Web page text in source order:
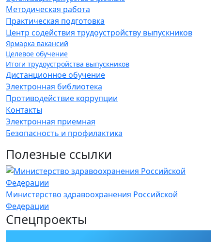
Методическая работа
Практическая подготовка
Центр содействия трудоустройству выпускников
Ярмарка вакансий
Целевое обучение
Итоги трудоустройства выпускников
Дистанционное обучение
Электронная библиотека
Противодействие коррупции
Контакты
Электронная приемная
Безопасность и профилактика
Полезные ссылки
Министерство здравоохранения Российской
Федерации
Спецпроекты